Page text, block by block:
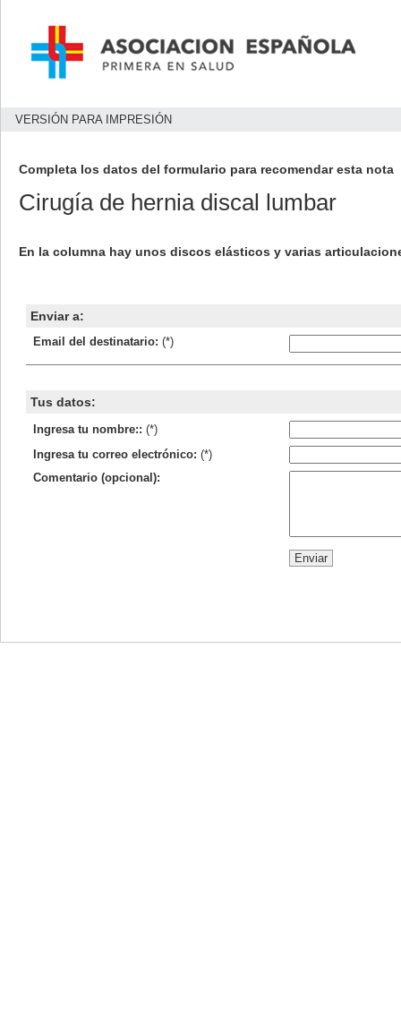
VERSIÓN PARA IMPRESIÓN
Completa los datos del formulario para recomendar esta nota
Cirugía de hernia discal lumbar
En la columna hay unos discos elásticos y varias
Enviar a:
Email del destinatario: (*)
Tus datos:
Ingresa tu nombre:: (*)
Ingresa tu correo electrónico: (*)
Comentario (opcional):